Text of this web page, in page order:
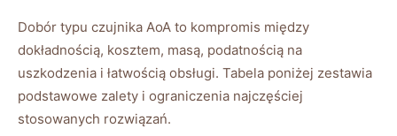
Dobór typu czujnika AoA to kompromis między
dokładnością, kosztem, masą, podatnością na
uszkodzenia i łatwością obsługi. Tabela poniżej zestawia
podstawowe zalety i ograniczenia najczęściej
stosowanych rozwiązań.